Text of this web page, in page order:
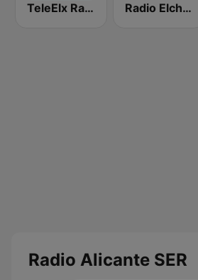
TeleElx Radio Marca Radio Elche SER
Radio Alicante SER